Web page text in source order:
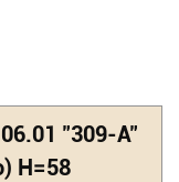
"309-A"
Н=58